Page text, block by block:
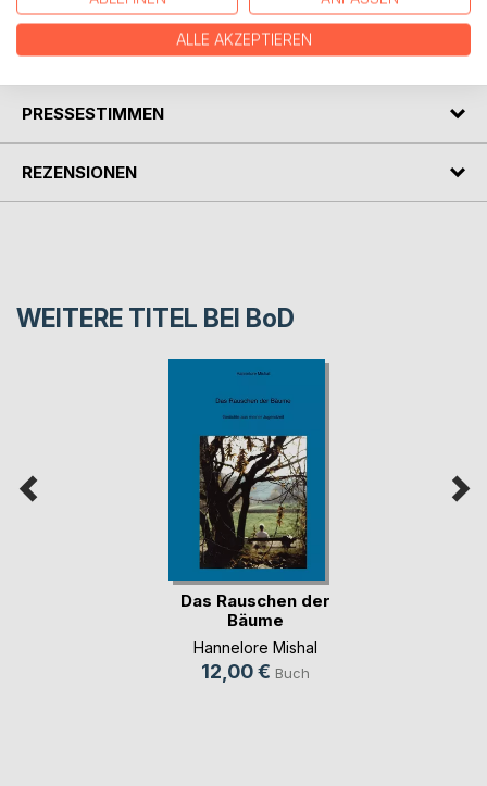
in Meesiger/Mecklenburg - Vorpommern sowie in Santa
PRESSESTIMMEN
REZENSIONEN
WEITERE TITEL BEI BoD
Das Rauschen der
Bäume
Hannelore Mishal
12,00 € Buch
ALLE AKZEPTIEREN